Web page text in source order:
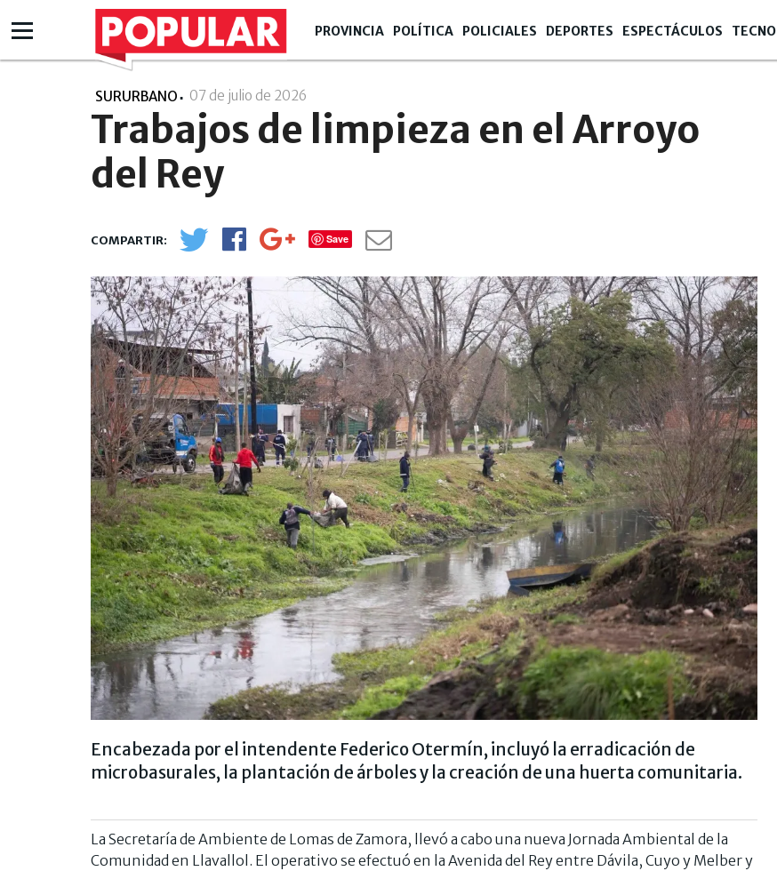
PROVINCIA POLÍTICA POLICIALES DEPORTES ESPECTÁCULOS TECNO
SURURBANO 07 de julio de 2026
Trabajos de limpieza en el Arroyo
del Rey
Save
Encabezada por el intendente Federico Otermín, incluyó la erradicación de
microbasurales, la plantación de árboles y la creación de una huerta comunitaria.
La Secretaría de Ambiente de Lomas de Zamora, llevó a cabo una nueva Jornada Ambiental de la
Comunidad en Llavallol. El operativo se efectuó en la Avenida del Rey entre Dávila, Cuyo y Melber y